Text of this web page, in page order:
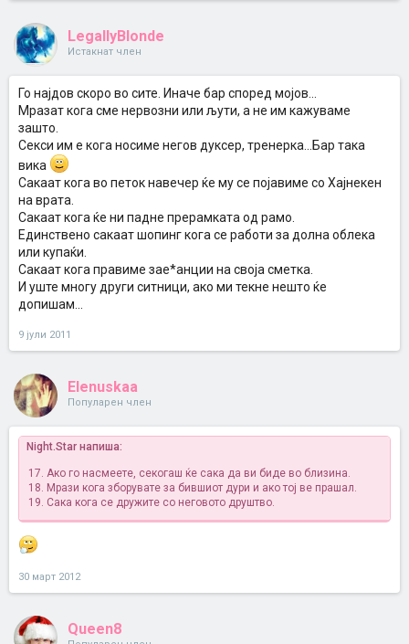
LegallyBlonde
Истакнат член
Го најдов скоро во сите. Иначе бар според мојов...
Мразат кога сме нервозни или љути, а не им кажуваме
зашто.
Секси им е кога носиме негов дуксер, тренерка...Бар така
вика
Сакаат кога во петок навечер ќе му се појавиме со Хајнекен
на врата.
Сакаат кога ќе ни падне прерамката од рамо.
Единствено сакаат шопинг кога се работи за долна облека
или купаќи.
Сакаат кога правиме зае*анции на своја сметка.
И уште многу други ситници, ако ми текне нешто ќе
допишам...
9 јули 2011
Elenuskaa
Популарен член
Night.Star напиша:
17. Ако го насмеете, секогаш ќе сака да ви биде во близина.
18. Мрази кога зборувате за бившиот дури и ако тој ве прашал.
19. Сака кога се дружите со неговото друштво.
30 март 2012
Queen8